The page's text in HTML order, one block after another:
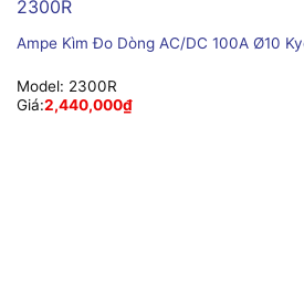
Ampe Kìm Đo Dòng AC/DC 100A Ø10
Model: 2300R
Giá:2,440,000₫